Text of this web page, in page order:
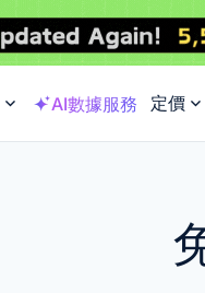
AI數據服務 定價